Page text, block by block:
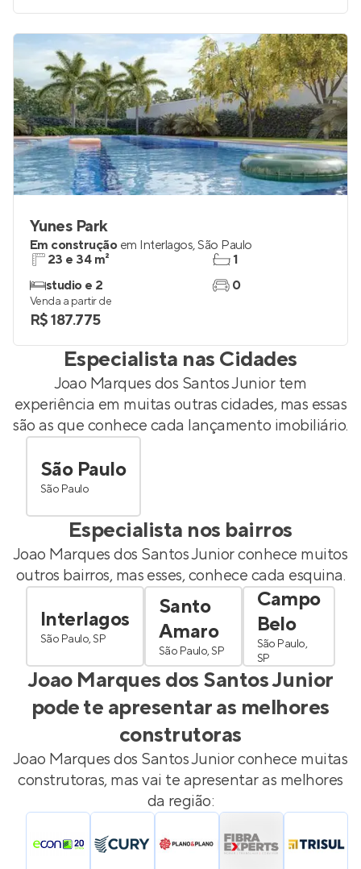
Yunes Park
Em construção em Interlagos,São Paulo
23 e 34 m²
studio e 2
1
0
Venda a partir de
R$ 187.775
Especialista nas Cidades
Joao Marques dos Santos Juniortem
experiência em muitas outras cidades, mas essas
são as que conhece cada lançamento imobiliário.
São Paulo
São Paulo
Especialista nos bairros
Joao Marques dos Santos Juniorconhece muitos
outros bairros, mas esses, conhece cada esquina.
Interlagos
São Paulo, SP
Santo
Amaro
São Paulo, SP
Campo
Belo
São Paulo,
SP
Joao Marques dos Santos Junior
pode te apresentar as melhores
construtoras
Joao Marques dos Santos Juniorconhece muitas
construtoras, mas vai te apresentar as melhores
da região: